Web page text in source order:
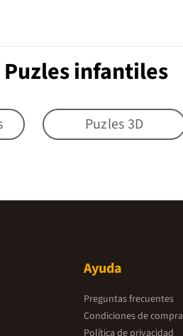
infantiles
Puzles 3D
Ayuda
Preguntas frecuentes
Condiciones de compra